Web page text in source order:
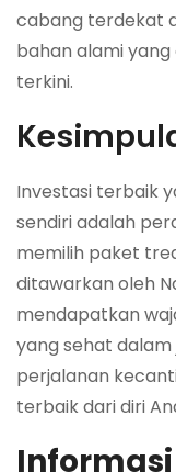
cabang terdekat
bahan alami
terkini.
Investasi terbaik
sendiri adalah
memilih paket
ditawarkan oleh
mendapatkan
yang sehat dalam
perjalanan
terbaik dari diri